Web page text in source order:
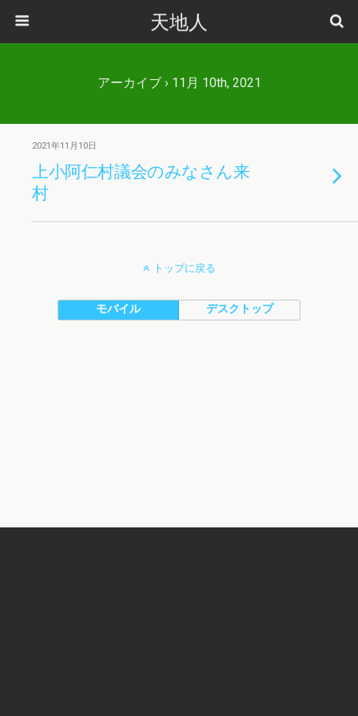
天地人
アーカイブ › 11月 10th, 2021
2021年11月10日
上小阿仁村議会のみなさん来
村
トップに戻る
モバイル デスクトップ